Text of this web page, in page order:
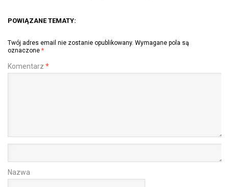
POWIĄZANE TEMATY:
Twój adres email nie zostanie opublikowany. Wymagane pola są
oznaczone *
Komentarz *
Nazwa